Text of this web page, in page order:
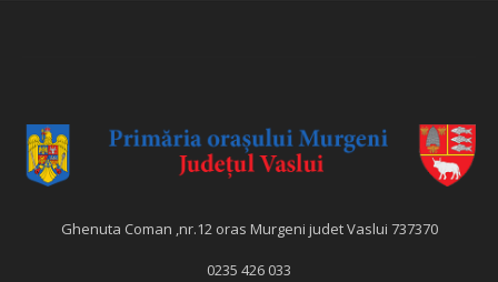
Ghenuta Coman ,nr.12 oras Murgeni judet Vaslui 737370
0235 426 033